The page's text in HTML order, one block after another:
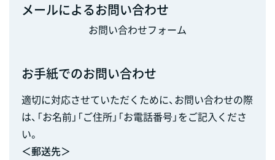
メールによるお問い合わせ
お問い合わせフォーム
お手紙でのお問い合わせ
適切に対応させていただくために、お問い合わせの際
は、「お名前」「ご住所」「お電話番号」をご記入くださ
い。
＜郵送先＞